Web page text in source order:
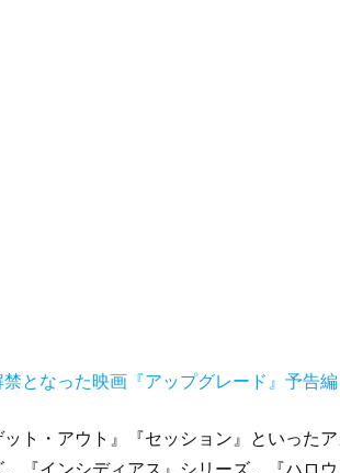
禁となった映画『アップグレード』予告編
ト・アウト』『セッション』といった
、『インシディアス』シリーズ、『ハロ